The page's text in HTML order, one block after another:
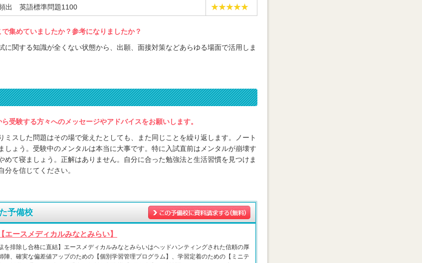
出 英語標準問題1100
で集めていましたか？参考になりましたか？
に関する知識が全くない状態から、出願、面接対策などあらゆる場面で活用しま
受験する方々へのメッセージやアドバイスをお願いします。
ミスした問題はその場で覚えたとしても、また同じことを繰り返します。ノート
しょう。受験中のメンタルは本当に大事です。特に入試直前はメンタルが崩壊す
めて寝ましょう。正解はありません。自分に合った勉強法と生活習慣を見つけま
分を信じてください。
予備校
エースメディカルみなとみらい】
駄を排除し合格に直結】エースメディカルみなとみらいはヘッドハンティングされた信頼の厚
陣、確実な偏差値アップのための【個別学習管理プログラム】、学習定着のための【ミニテ